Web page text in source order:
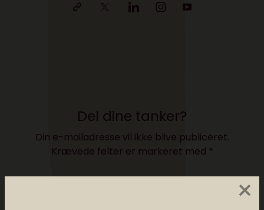
×
Del dine tanker?
Din e-mailadresse vil ikke blive publiceret.
Krævede felter er markeret med *